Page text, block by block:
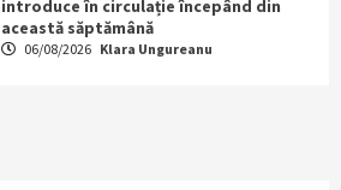
introduce în circulație începând din
această săptămână
06/08/2026 Klara Ungureanu